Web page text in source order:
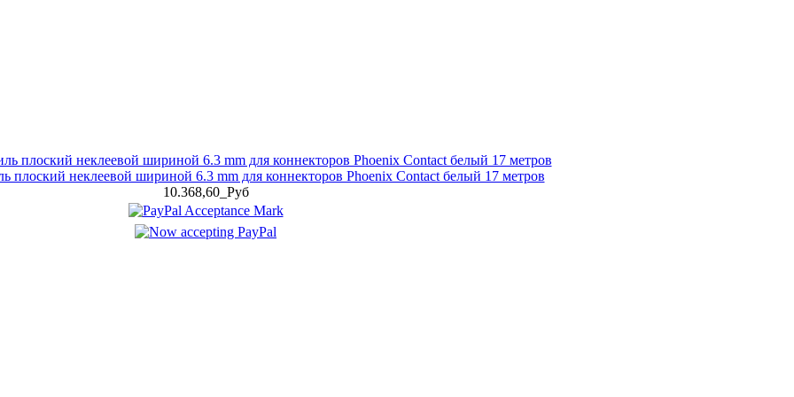
плоский неклеевой шириной 6.3 mm для коннекторов Phoenix Contact белый 17 метров
10.368,60_Руб